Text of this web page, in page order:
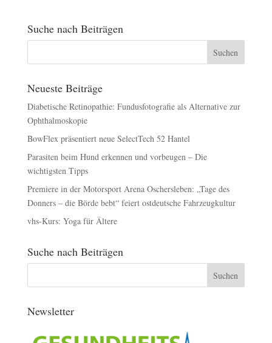
Suche nach Beiträgen
Neueste Beiträge
Diabetische Retinopathie: Fundusfotografie als Alternative zur
Ophthalmoskopie
BowFlex präsentiert neue SelectTech 52 Hantel
Parasiten beim Hund erkennen und vorbeugen – Die
wichtigsten Tipps
Premiere in der Motorsport Arena Oschersleben: „Tage des
Donners – die Börde bebt“ feiert ostdeutsche Fahrzeugkultur
vhs-Kurs: Yoga für Ältere
Suche nach Beiträgen
Newsletter